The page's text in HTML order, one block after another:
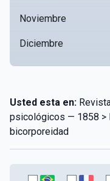
Noviembre
Diciembre
Usted esta en:
psicológicos — 1858 >
bicorporeidad